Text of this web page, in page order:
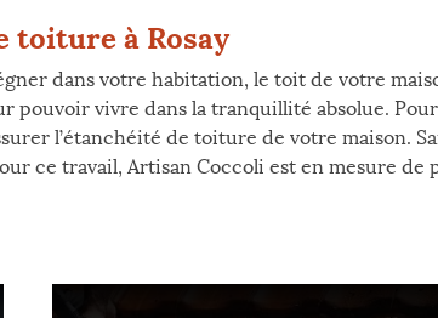
toiture à Rosay
dans votre habitation, le toit de votre
vivre dans la tranquillité absolue.
l’étanchéité de toiture de votre maison.
ce travail, Artisan Coccoli est en mesure